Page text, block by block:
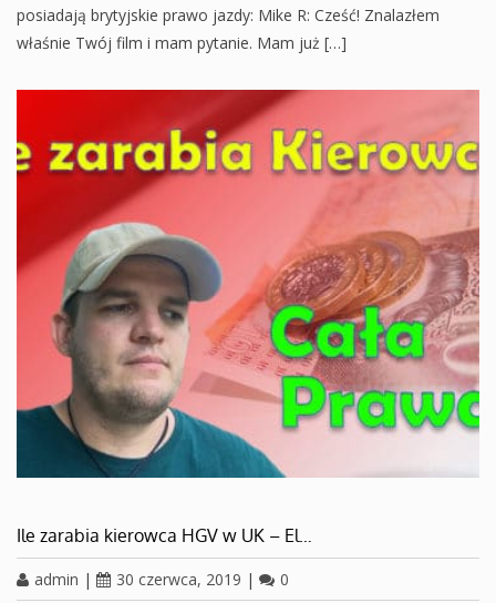
posiadają brytyjskie prawo jazdy: Mike R: Cześć! Znalazłem
właśnie Twój film i mam pytanie. Mam już […]
Ile zarabia kierowca HGV w UK – El…
admin | 30 czerwca, 2019 | 0